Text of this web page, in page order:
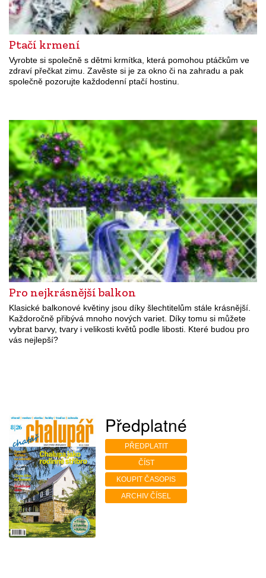
Ptačí krmení
Vyrobte si společně s dětmi krmítka, která pomohou ptáčkům ve
zdraví přečkat zimu. Zavěste si je za okno či na zahradu a pak
společně pozorujte každodenní ptačí hostinu.
Pro nejkrásnější balkon
Klasické balkonové květiny jsou díky šlechtitelům stále krásnější.
Každoročně přibývá mnoho nových variet. Díky tomu si můžete
vybrat barvy, tvary i velikosti květů podle libosti. Které budou pro
vás nejlepší?
Předplatné
PŘEDPLATIT
ČÍST
KOUPIT ČASOPIS
ARCHIV ČÍSEL